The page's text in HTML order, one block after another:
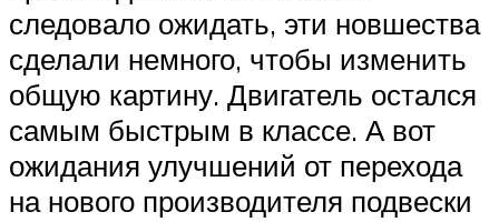
следовало ожидать, эти новшества
сделали немного, чтобы изменить
общую картину. Двигатель остался
самым быстрым в классе. А вот
ожидания улучшений от перехода
на нового производителя подвески